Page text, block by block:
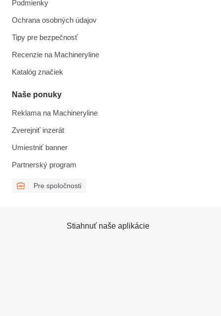
Podmienky
Ochrana osobných údajov
Tipy pre bezpečnosť
Recenzie na Machineryline
Katalóg značiek
Naše ponuky
Reklama na Machineryline
Zverejniť inzerát
Umiestniť banner
Partnerský program
Pre spoločnosti
Stiahnuť naše aplikácie